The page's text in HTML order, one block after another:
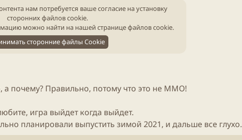
и
и
т
а
т
нам потребуется ваше согласие на установку
сторонних файлов cookie.
можно найти на нашей странице файлов cookie.
сторонние файлы Cookie
почему? Правильно, потому что это не ММО!
игра выйдет когда выйдет.
планировали выпустить зимой 2021, и дальше все глухо.​